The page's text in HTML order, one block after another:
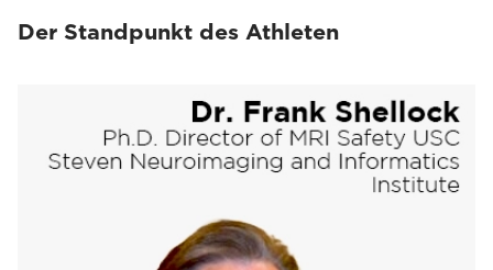
Der Standpunkt des Athleten